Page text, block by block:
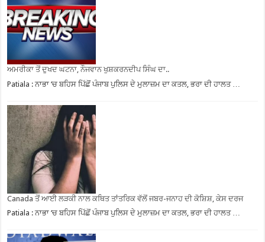
ਅਮਰੀਕਾ ਤੋਂ ਦੁਖਦ ਘਟਨਾ, ਨੌਜਵਾਨ ਖੁਸ਼ਕਰਨਦੀਪ ਸਿੰਘ ਦਾ..
Patiala : ਨਾਭਾ ‘ਚ ਬਹਿਸ ਪਿੱਛੋਂ ਪੰਜਾਬ ਪੁਲਿਸ ਦੇ ਮੁਲਾਜ਼ਮ ਦਾ ਕਤਲ, ਭਰਾ ਦੀ ਹਾਲਤ …
Canada ਤੋਂ ਆਈ ਲੜਕੀ ਨਾਲ ਕਥਿਤ ਤਾਂਤਰਿਕ ਵੱਲੋਂ ਜਬਰ-ਜਨਾਹ ਦੀ ਕੋਸ਼ਿਸ਼, ਕੇਸ ਦਰਜ
Patiala : ਨਾਭਾ ‘ਚ ਬਹਿਸ ਪਿੱਛੋਂ ਪੰਜਾਬ ਪੁਲਿਸ ਦੇ ਮੁਲਾਜ਼ਮ ਦਾ ਕਤਲ, ਭਰਾ ਦੀ ਹਾਲਤ …